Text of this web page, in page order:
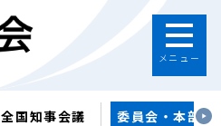
メニュー
全国知事会議 委員会・本部